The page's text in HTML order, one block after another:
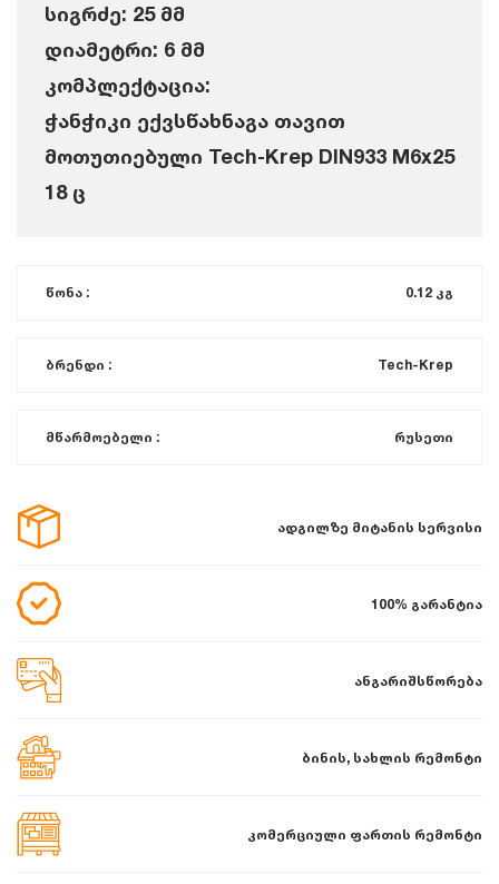
სიგრძე: 25 მმ
დიამეტრი: 6 მმ
კომპლექტაცია:
ჭანჭიკი ექვსწახნაგა თავით
მოთუთიებული Tech-Krep DIN933 M6x25
18 ც
წონა : 0.12 კგ
ბრენდი : Tech-Krep
მწარმოებელი : რუსეთი
ადგილზე მიტანის სერვისი
100% გარანტია
ანგარიშსწორება
ბინის, სახლის რემონტი
კომერციული ფართის რემონტი